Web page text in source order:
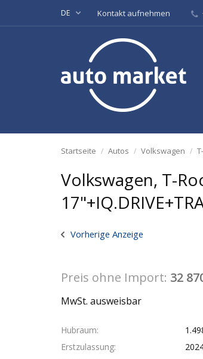
DE Kontakt aufnehmen
Startseite Autos Volkswagen
Volkswagen, T-
Vorherige Anzeige
Preis ohne Import: 32
MwSt. ausweisbar
Hubraum
Erstzulassung